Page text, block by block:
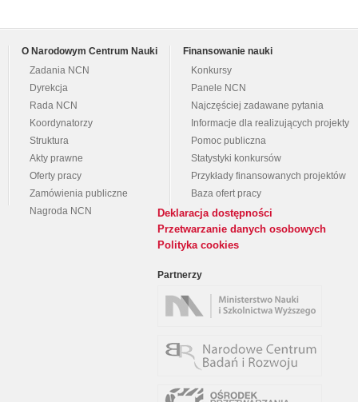
O Narodowym Centrum Nauki
Zadania NCN
Dyrekcja
Rada NCN
Koordynatorzy
Struktura
Akty prawne
Oferty pracy
Zamówienia publiczne
Nagroda NCN
Finansowanie nauki
Konkursy
Panele NCN
Najczęściej zadawane pytania
Informacje dla realizujących projekty
Pomoc publiczna
Statystyki konkursów
Przykłady finansowanych projektów
Baza ofert pracy
Deklaracja dostępności
Przetwarzanie danych osobowych
Polityka cookies
Partnerzy